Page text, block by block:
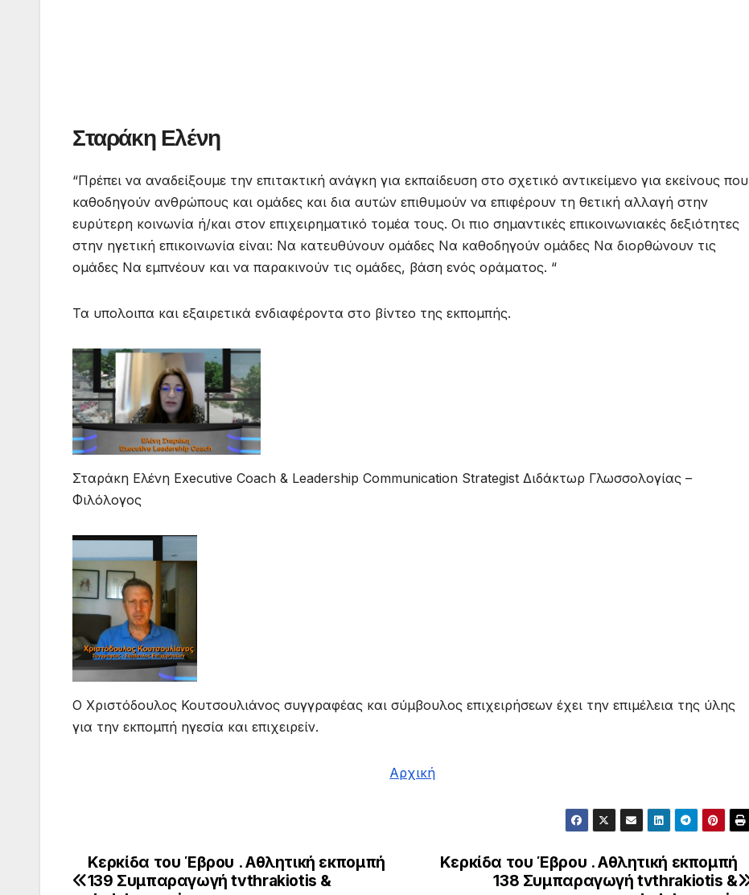
Σταράκη Ελένη
“Πρέπει να αναδείξουμε την επιτακτική ανάγκη για εκπαίδευση στο σχετικό αντικείμενο για εκείνους που
καθοδηγούν ανθρώπους και ομάδες και δια αυτών επιθυμούν να επιφέρουν τη θετική αλλαγή στην
ευρύτερη κοινωνία ή/και στον επιχειρηματικό τομέα τους. Οι πιο σημαντικές επικοινωνιακές δεξιότητες
στην ηγετική επικοινωνία είναι: Να κατευθύνουν ομάδες Να καθοδηγούν ομάδες Να διορθώνουν τις
ομάδες Να εμπνέουν και να παρακινούν τις ομάδες, βάση ενός οράματος. “
Τα υπολοιπα και εξαιρετικά ενδιαφέροντα στο βίντεο της εκπομπής.
Σταράκη Ελένη Executive Coach & Leadership Communication Strategist Διδάκτωρ Γλωσσολογίας –
Φιλόλογος
Ο Χριστόδουλος Κουτσουλιάνος συγγραφέας και σύμβουλος επιχειρήσεων έχει την επιμέλεια της ύλης
για την εκπομπή ηγεσία και επιχειρείν.
Αρχική
Πλοήγηση
Κερκίδα του Έβρου . Αθλητική εκπομπή
138 Συμπαραγωγή tvthrakiotis &
Κερκίδα του Έβρου . Αθλητική εκπομπή
139 Συμπαραγωγή tvthrakiotis &